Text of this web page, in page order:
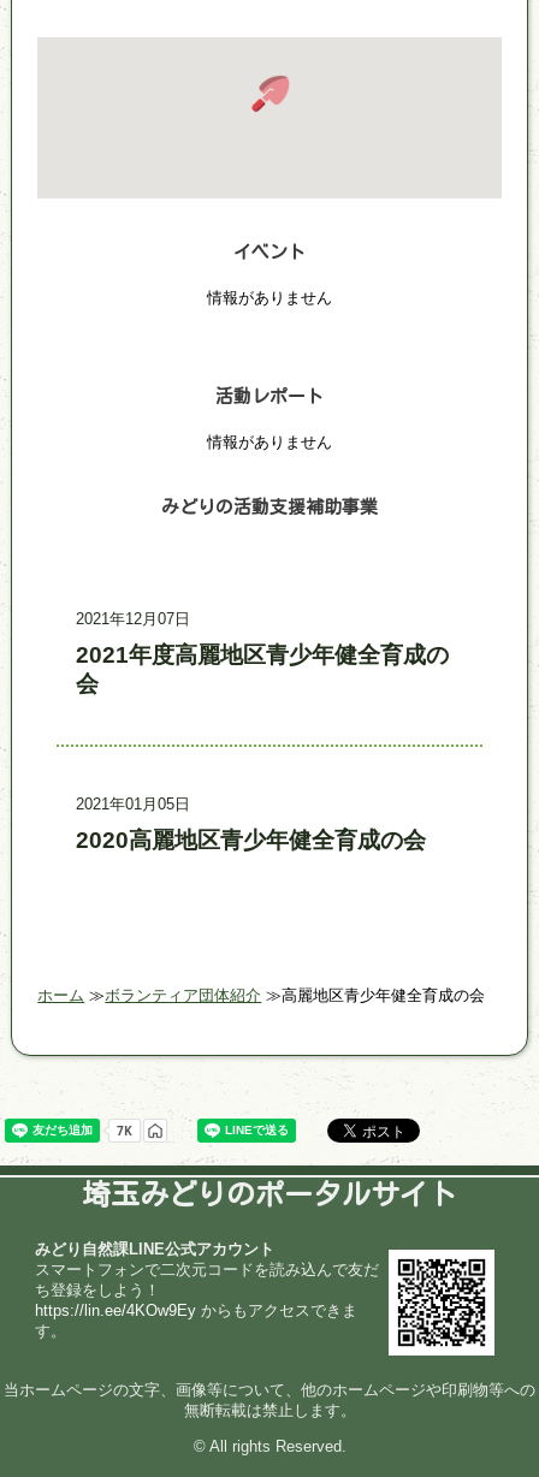
イベント
情報がありません
活動レポート
情報がありません
みどりの活動支援補助事業
記事更新日時
2021年12月07日
事業名
2021年度高麗地区青少年健全育成の
会
記事更新日時
2021年01月05日
事業名
2020高麗地区青少年健全育成の会
ホーム ボランティア団体紹介 高麗地区青少年健全育成の会
埼玉みどりのポータルサイト
みどり自然課LINE公式アカウント
スマートフォンで二次元コードを読み込んで友だ
ち登録をしよう！
https://lin.ee/4KOw9Ey からもアクセスできま
す。
当ホームページの文字、画像等について、他のホームページや印刷物等への
無断転載は禁止します。
© All rights Reserved.